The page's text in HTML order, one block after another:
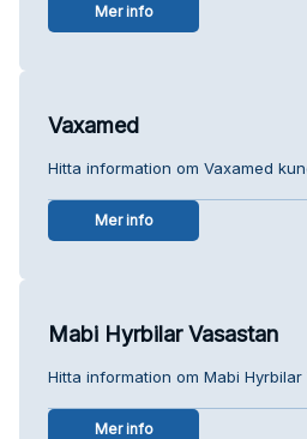
Mer info
Vaxamed
Hitta information om Vaxamed
Mer info
Mabi Hyrbilar Vasastan
Hitta information om Mabi
Mer info